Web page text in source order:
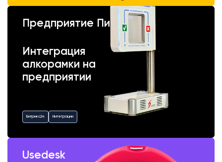
Предприятие Пик
Интеграция
алкорамки на
предприятии
Битрикс24 Интеграции
Usedesk